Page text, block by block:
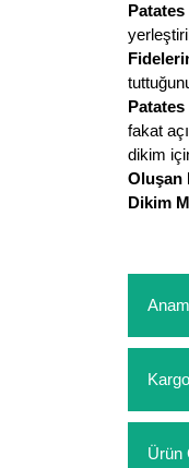
Patates
fakat
dikim
Oluşan
Dikim
Ürün